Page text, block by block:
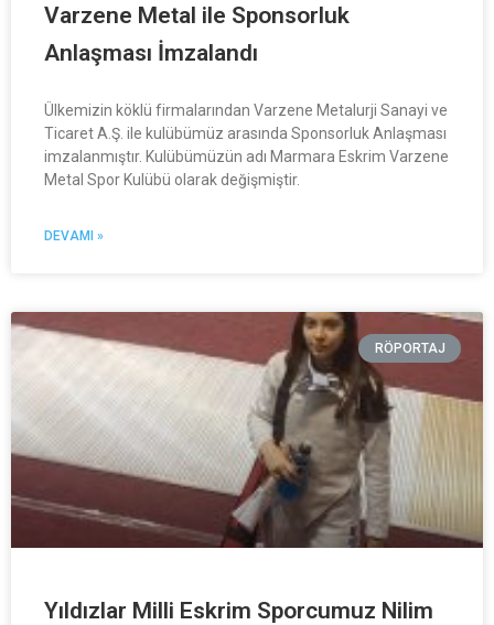
Varzene Metal ile Sponsorluk
Anlaşması İmzalandı
Ülkemizin köklü firmalarından Varzene Metalurji Sanayi ve
Ticaret A.Ş. ile kulübümüz arasında Sponsorluk Anlaşması
imzalanmıştır. Kulübümüzün adı Marmara Eskrim Varzene
Metal Spor Kulübü olarak değişmiştir.
DEVAMI »
RÖPORTAJ
Yıldızlar Milli Eskrim Sporcumuz Nilim